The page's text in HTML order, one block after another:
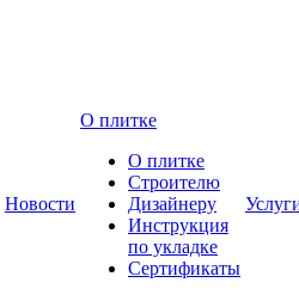
Новости
О плитке
О плитке
Строителю
Дизайнеру
Инструкция
по укладке
Сертификаты